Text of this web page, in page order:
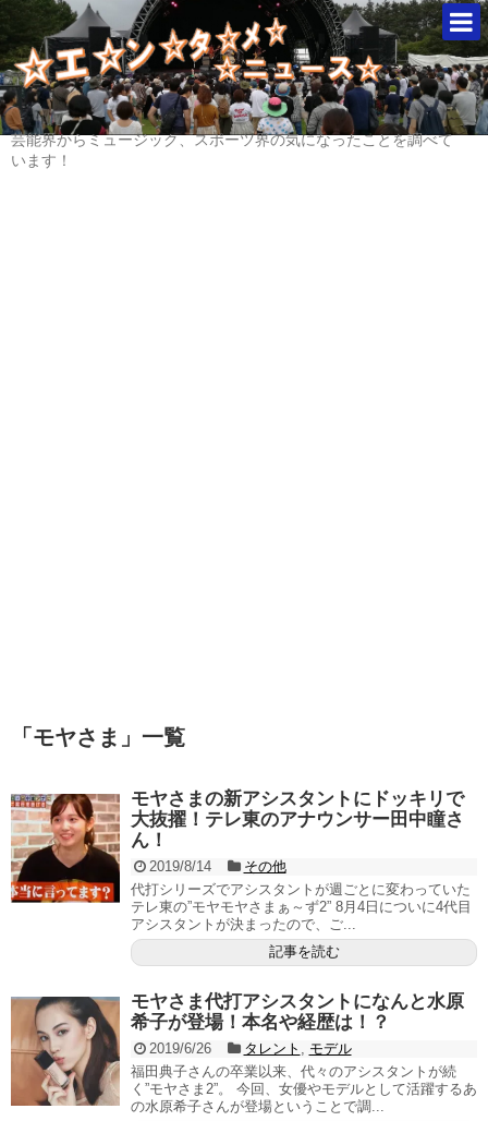
芸能界からミュージック、スポーツ界の気になったことを調べて
います！
「 モヤさま 」 一覧
モヤさまの新アシスタントにドッキリで
大抜擢！テレ東のアナウンサー田中瞳さ
ん！
2019/8/14
その他
代打シリーズでアシスタントが週ごとに変わっていた
テレ東の”モヤモヤさまぁ～ず2” 8月4日についに4代目
アシスタントが決まったので、ご...
記事を読む
モヤさま代打アシスタントになんと水原
希子が登場！本名や経歴は！？
2019/6/26 タレント
モデル
福田典子さんの卒業以来、代々のアシスタントが続
く”モヤさま2”。 今回、女優やモデルとして活躍するあ
の水原希子さんが登場ということで調...